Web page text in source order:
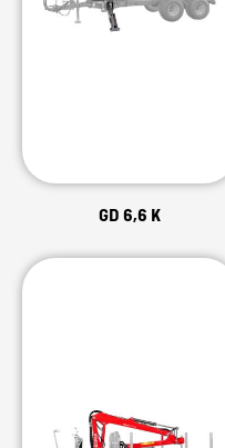
GD 6,6 K